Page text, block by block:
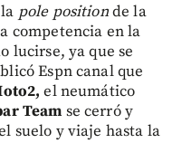
pole positionde la
competencia en la
lucirse, ya que se
Espn canal que
el neumático
Team se cerró y
suelo y viaje hasta la